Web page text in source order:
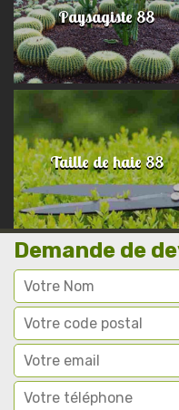
Paysagiste 88
Taille de haie 88
Demande de